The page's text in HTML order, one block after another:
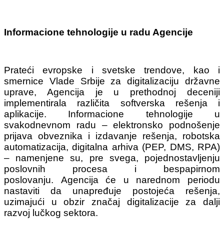
Informacione tehnologije u radu Agencije
Prateći evropske i svetske trendove, kao i
smernice Vlade Srbije za digitalizaciju državne
uprave, Agencija je u prethodnoj deceniji
implementirala različita softverska rešenja i
aplikacije. Informacione tehnologije u
svakodnevnom radu – elektronsko podnošenje
prijava obveznika i izdavanje rešenja, robotska
automatizacija, digitalna arhiva (PEP, DMS, RPA)
‒ namenjene su, pre svega, pojednostavljenju
poslovnih procesa i bespapirnom
poslovanju. Agencija će u narednom periodu
nastaviti da unapređuje postojeća rešenja,
uzimajući u obzir značaj digitalizacije za dalji
razvoj lučkog sektora.